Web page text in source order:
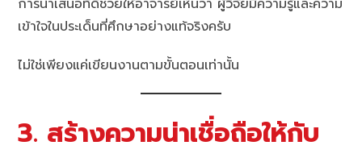
การนำเสนอที่ดีช่วยให้อาจารย์เห็นว่า ผู้วิจัยมีความรู้และความ
เข้าใจในประเด็นที่ศึกษาอย่างแท้จริงครับ
ไม่ใช่เพียงแค่เขียนงานตามขั้นตอนเท่านั้น
3. สร้างความน่าเชื่อถือให้กับ